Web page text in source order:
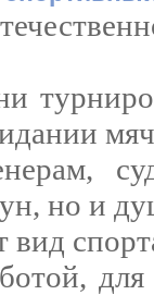
но и